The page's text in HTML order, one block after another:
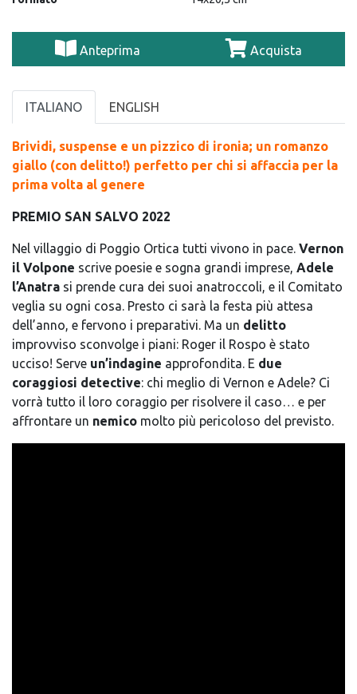
Anteprima Acquista
ITALIANO ENGLISH
Brividi, suspense e un pizzico di ironia; un romanzo
giallo (con delitto!) perfetto per chi si affaccia per la
prima volta al genere
PREMIO SAN SALVO 2022
Nel villaggio di Poggio Ortica tutti vivono in pace. Vernon
il Volpone scrive poesie e sogna grandi imprese, Adele
l’Anatra si prende cura dei suoi anatroccoli, e il Comitato
veglia su ogni cosa. Presto ci sarà la festa più attesa
dell’anno, e fervono i preparativi. Ma un delitto
improvviso sconvolge i piani: Roger il Rospo è stato
ucciso! Serve un’indagine approfondita. E due
coraggiosi detective: chi meglio di Vernon e Adele? Ci
vorrà tutto il loro coraggio per risolvere il caso… e per
affrontare un nemico molto più pericoloso del previsto.